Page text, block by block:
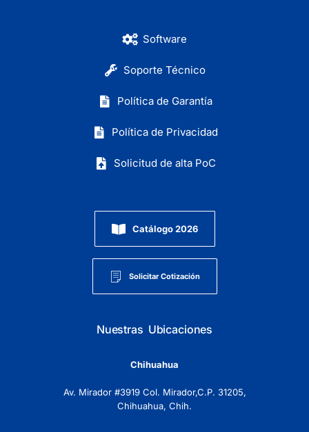
Software
Soporte Técnico
Política de Garantía
Política de Privacidad
Solicitud de alta PoC
Catálogo 2026
Solicitar Cotización
Nuestras Ubicaciones
Chihuahua
Av. Mirador #3919 Col. Mirador,C.P. 31205,
Chihuahua, Chih.